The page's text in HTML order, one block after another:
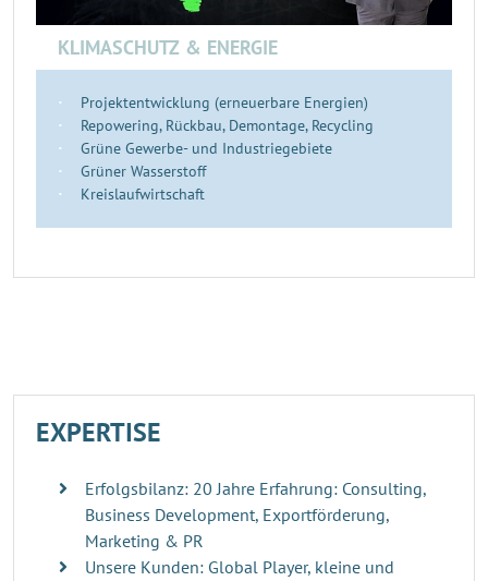
KLIMASCHUTZ & ENERGIE
Projektentwicklung (erneuerbare Energien)
Repowering, Rückbau, Demontage, Recycling
Grüne Gewerbe- und Industriegebiete
Grüner Wasserstoff
Kreislaufwirtschaft
EXPERTISE
Erfolgsbilanz: 20 Jahre Erfahrung: Consulting,
Business Development, Exportförderung,
Marketing & PR
Unsere Kunden: Global Player, kleine und